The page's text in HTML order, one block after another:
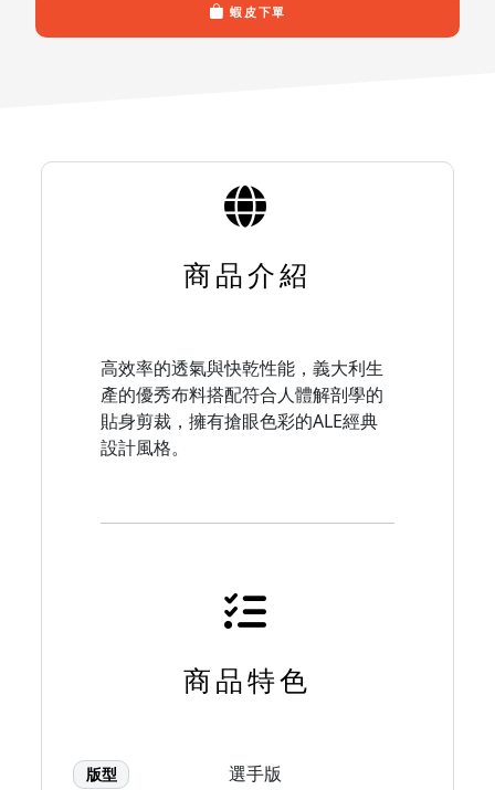
蝦皮下單
商品介紹
高效率的透氣與快乾性能，義大利生
產的優秀布料搭配符合人體解剖學的
貼身剪裁，擁有搶眼色彩的ALE經典
設計風格。
商品特色
版型 選手版